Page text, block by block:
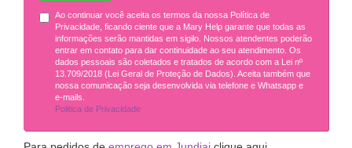
Ao continuar você aceita os termos da nossa Política de
Privacidade, ficando ciente que a Mary Help garante que todas as
informações serão mantidas em sigilo. Nossos atendentes poderão
entrar em contato para dar continuidade ao seu atendimento. Os
dados pessoais são coletados e tratados de acordo com a Lei nº
13.709/2018 (Lei Geral de Proteção de Dados). Aceita também que
nossa comunicação seja desenvolvida via telefone e Whatsapp e
e-mails.
Politica de Privacidade